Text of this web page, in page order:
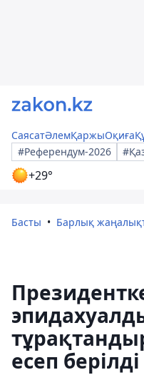
СаясатӘлемҚаржыОқиға
#Референдум-2026
+29°
Басты Барлық
есеп берілді